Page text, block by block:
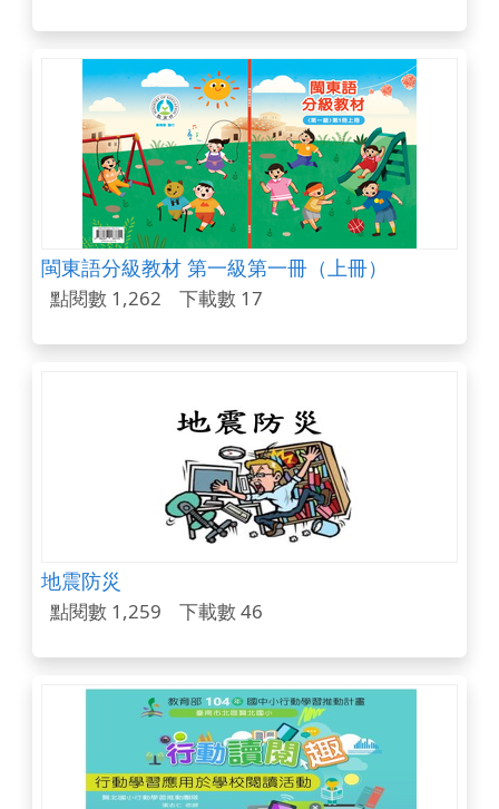
閩東語分級教材 第一級第一冊（上冊）
點閱數 1,262 下載數 17
地震防災
點閱數 1,259 下載數 46